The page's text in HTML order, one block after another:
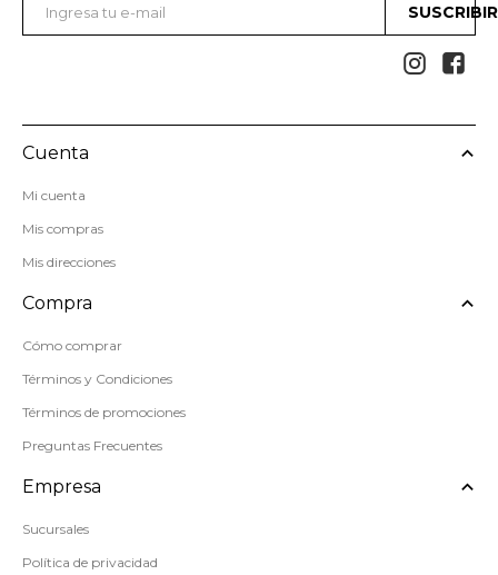
 
Cuenta
Mi cuenta
Mis compras
Mis direcciones
Compra
Cómo comprar
Términos y Condiciones
Términos de promociones
Preguntas Frecuentes
Empresa
Sucursales
Política de privacidad